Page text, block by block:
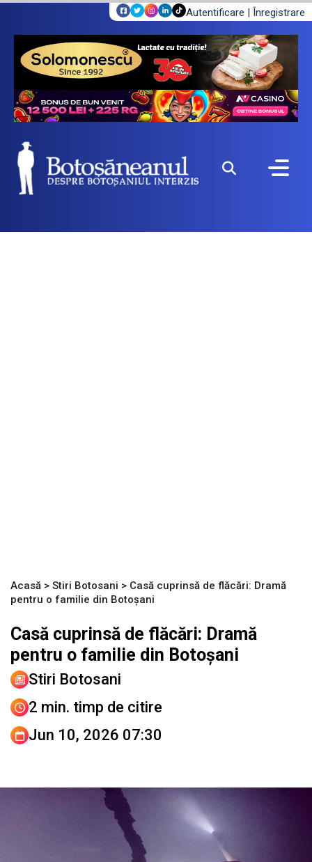
Autentificare | Înregistrare
Acasă > Stiri Botosani > Casă cuprinsă de flăcări: Dramă
pentru o familie din Botoșani
Casă cuprinsă de flăcări: Dramă
pentru o familie din Botoșani
Stiri Botosani
2 min. timp de citire
Jun 10, 2026 07:30